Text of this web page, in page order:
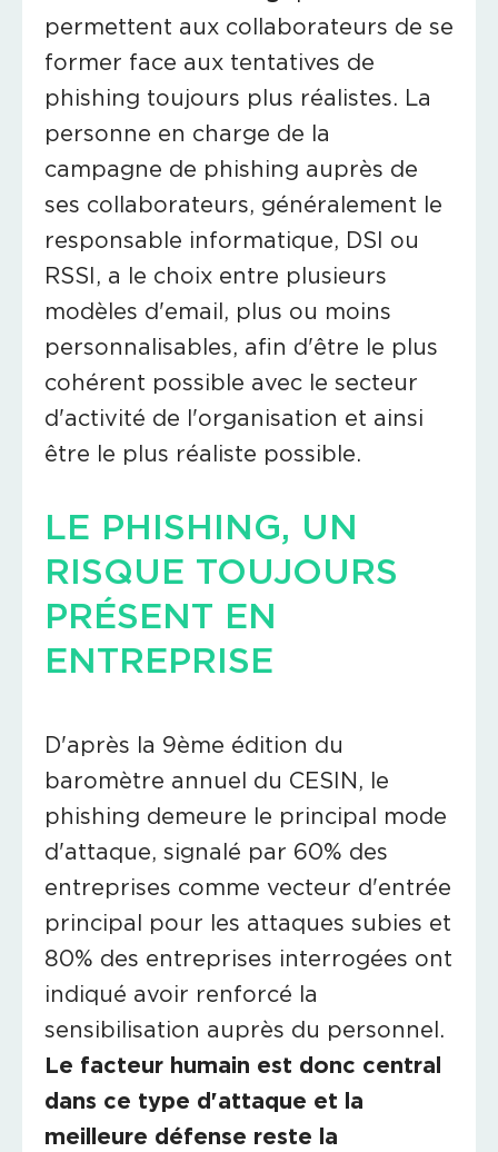
permettent aux collaborateurs de se
former face aux tentatives de
phishing toujours plus réalistes. La
personne en charge de la
campagne de phishing auprès de
ses collaborateurs, généralement le
responsable informatique, DSI ou
RSSI, a le choix entre plusieurs
modèles d'email, plus ou moins
personnalisables, afin d'être le plus
cohérent possible avec le secteur
d'activité de l'organisation et ainsi
être le plus réaliste possible.
LE PHISHING, UN
RISQUE TOUJOURS
PRÉSENT EN
ENTREPRISE
D'après la 9ème édition du
baromètre annuel du CESIN, le
phishing demeure le principal mode
d'attaque, signalé par 60% des
entreprises comme vecteur d'entrée
principal pour les attaques subies et
80% des entreprises interrogées ont
indiqué avoir renforcé la
sensibilisation auprès du personnel.
Le facteur humain est donc central
dans ce type d'attaque et la
meilleure défense reste la